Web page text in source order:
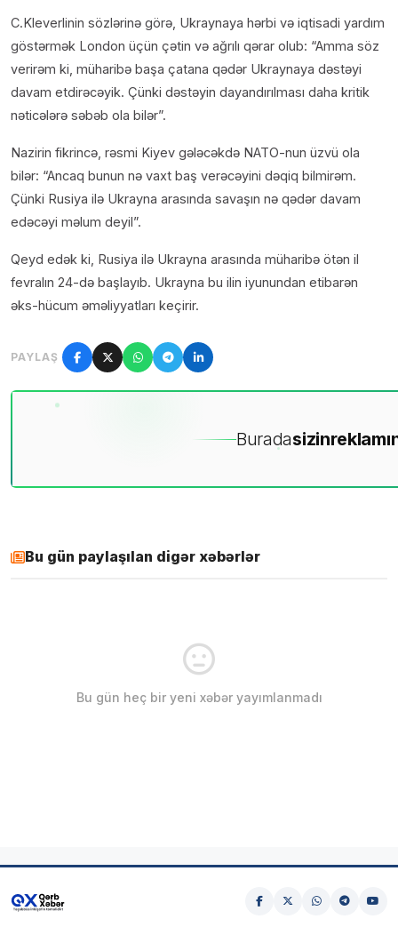
C.Kleverlinin sözlərinə görə, Ukraynaya hərbi və iqtisadi yardım
göstərmək London üçün çətin və ağrılı qərar olub: “Amma söz
verirəm ki, müharibə başa çatana qədər Ukraynaya dəstəyi
davam etdirəcəyik. Çünki dəstəyin dayandırılması daha kritik
nəticələrə səbəb ola bilər”.
Nazirin fikrincə, rəsmi Kiyev gələcəkdə NATO-nun üzvü ola
bilər: “Ancaq bunun nə vaxt baş verəcəyini dəqiq bilmirəm.
Çünki Rusiya ilə Ukrayna arasında savaşın nə qədər davam
edəcəyi məlum deyil”.
Qeyd edək ki, Rusiya ilə Ukrayna arasında müharibə ötən il
fevralın 24-də başlayıb. Ukrayna bu ilin iyunundan etibarən
əks-hücum əməliyyatları keçirir.
PAYLAŞ
Buradasizin
Bu gün paylaşılan digər xəbərlər
Bu gün heç bir yeni xəbər yayımlanmadı